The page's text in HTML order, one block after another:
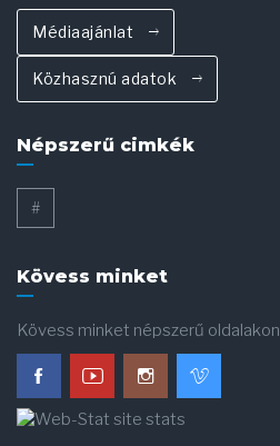
Médiaajánlat
Közhasznú adatok
Népszerű cimkék
#
Kövess minket
Kövess minket népszerű oldalakon